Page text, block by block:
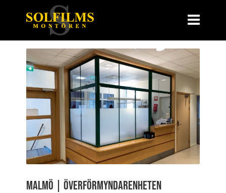
Malmö | Överförmyndarenheten